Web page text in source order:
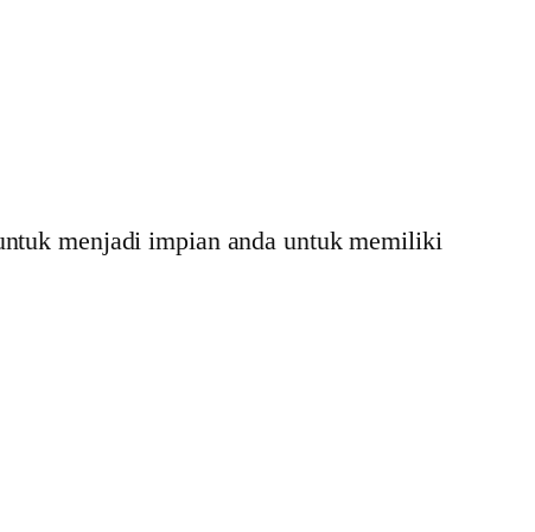
menjadi impian anda untuk memiliki